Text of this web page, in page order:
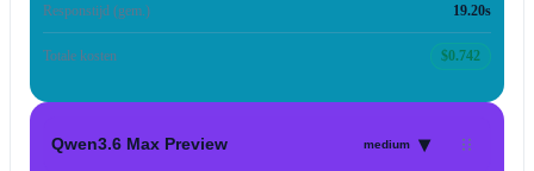
Responstijd (gem.) 19.20s
Totale kosten $0.742
Qwen3.6 Max Preview medium ▾